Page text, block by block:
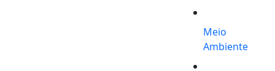
Meio
Ambiente